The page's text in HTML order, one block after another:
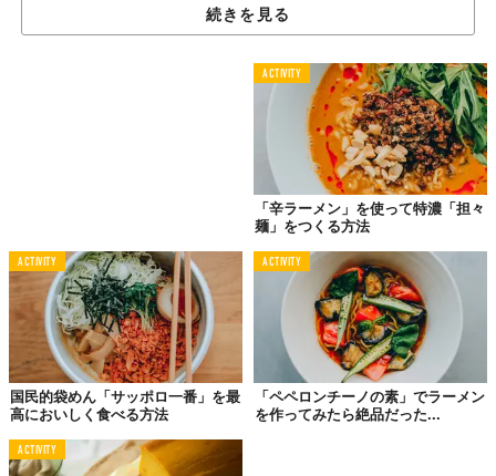
鶏ガラ、とんこつ、そして魚介。これは、まさしく……アレじゃ
ないか！
横山祥太郎（よこやましょうたろう）
フリーランスのラーメン屋。鯛骨拉麺「鯛祥」。専門学校
で寿司を学んだあと、2018年「MADAI RAMEN
NAKAME」として中目黒にて間借り営業開始。2019年10
月ツカノマノフードコートにて「鯛骨拉麺 鯛祥」OPEN。
間借り営業を中心に活動し、ケータリングやイベント出店
などでも展開。鯛骨ラーメンや拉麺懐石など、ラーメンの
新しいジャンルを切り拓く。
@taikotsu.ramen.taisho
動物系 × 魚介系
家庭用調味料で再現するWスープ
続きを見る
ACTIVITY
「辛ラーメン」を使って特濃「担々
麺」をつくる方法
ACTIVITY
国民的袋めん「サッポロ一番」を最
高においしく食べる方法
ACTIVITY
「ペペロンチーノの素」でラーメン
を作ってみたら絶品だった...
ACTIVITY